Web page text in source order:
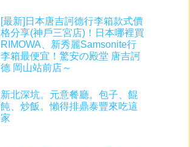
[最新]日本唐吉訶德行李箱款式價
格分享(神戶三宮店)！日本哪裡買
RIMOWA、新秀麗Samsonite行
李箱最便宜！驚安の殿堂 唐吉訶
德 岡山站前店～
新北深坑。元意餐廳。包子、餛
飩、炒飯。懶得排鼎泰豐來吃這
家